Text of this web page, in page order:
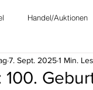
Handel/Auktionen
100.
7. Sept. 20251 Min.